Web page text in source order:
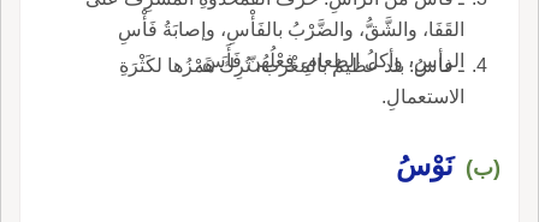
القَفَا، والشَّقُّ، والضَّرْبُ بالفَأْسِ، وإصابَةُ فَأْسِ
الرأسِ، وأكلُ الطعامِ، فِعْلُهُنّ فَأَسَ.
ـ فاسُ: بلد عظيمٌ بالمَغْرب، تُرِكَ هَمْزُها لكَثْرَةِ
الاستعمالِ.
(ب) نَوْسُ